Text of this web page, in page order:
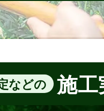
などの 施